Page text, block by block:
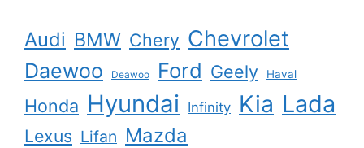
Audi BMW Chery Chevrolet
Daewoo Deawoo Ford Geely Haval
Honda Hyundai Infinity Kia Lada
Lexus Lifan Mazda